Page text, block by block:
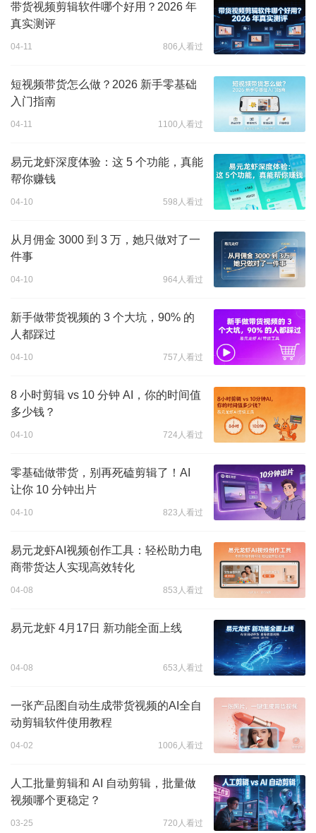
带货视频剪辑软件哪个好用？2026 年
真实测评
04-11 806人看过
短视频带货怎么做？2026 新手零基础
入门指南
04-11 1100人看过
易元龙虾深度体验：这 5 个功能，真能
帮你赚钱
04-10 598人看过
从月佣金 3000 到 3 万，她只做对了一
件事
04-10 964人看过
新手做带货视频的 3 个大坑，90% 的
人都踩过
04-10 757人看过
8 小时剪辑 vs 10 分钟 AI，你的时间值
多少钱？
04-10 724人看过
零基础做带货，别再死磕剪辑了！AI
让你 10 分钟出片
04-10 823人看过
易元龙虾AI视频创作工具：轻松助力电
商带货达人实现高效转化
04-08 853人看过
易元龙虾 4月17日 新功能全面上线
04-08 653人看过
一张产品图自动生成带货视频的AI全自
动剪辑软件使用教程
04-02 1006人看过
人工批量剪辑和 AI 自动剪辑，批量做
视频哪个更稳定？
03-25 720人看过